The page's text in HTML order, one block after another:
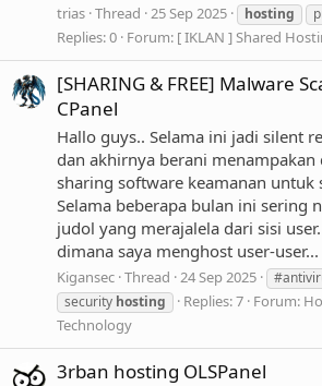
trias Thread 25 Sep 2025 hosting
Replies: 0 Forum: [ IKLAN ] Shared
[SHARING & FREE] Malware
CPanel
Hallo guys.. Selama ini jadi silent
dan akhirnya berani
sharing software keamanan untuk
Selama beberapa bulan ini sering
judol yang merajalela dari sisi
dimana saya menghost user-user...
Kigansec Thread 24 Sep 2025
security hosting Replies: 7 Forum:
Technology
3rban hosting OLSPanel